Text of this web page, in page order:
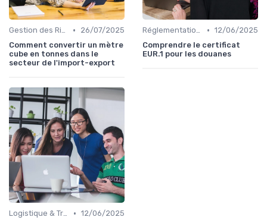
Gestion des Risques •
26/07/2025
Comment convertir un mètre
cube en tonnes dans le
secteur de l'import-export
Réglementations Douanières • 12/06/2025
Comprendre le certificat
EUR.1 pour les douanes
Logistique & Transport • 12/06/2025